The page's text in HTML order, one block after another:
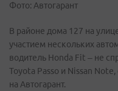
Фото: Автогарант
В районе дома 127 на
участием нескольких
водитель Honda Fit – не
Toyota Passo и Nissan
на Автогарант.